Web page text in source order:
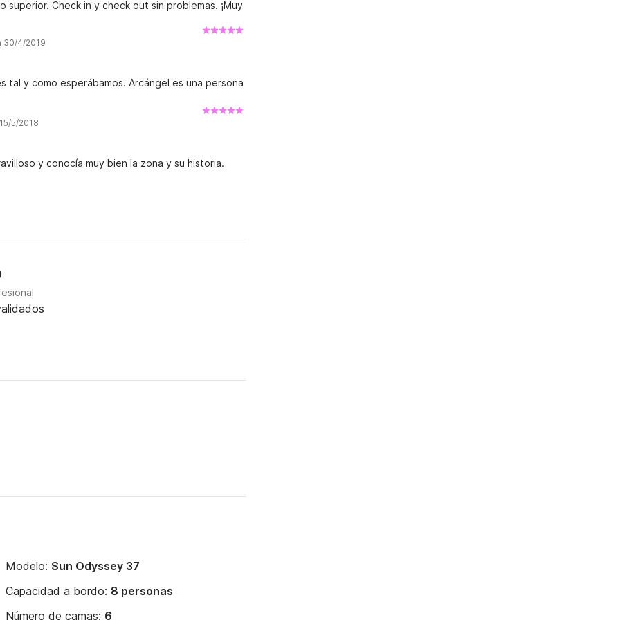
Check in y check out sin problemas. ¡Muy
30/4/2019
tal y como esperábamos. Arcángel es una persona
5/2018
y conocía muy bien la zona y su historia.
Modelo: Sun Odyssey 37
Capacidad a bordo: 8 personas
Número de camas: 6